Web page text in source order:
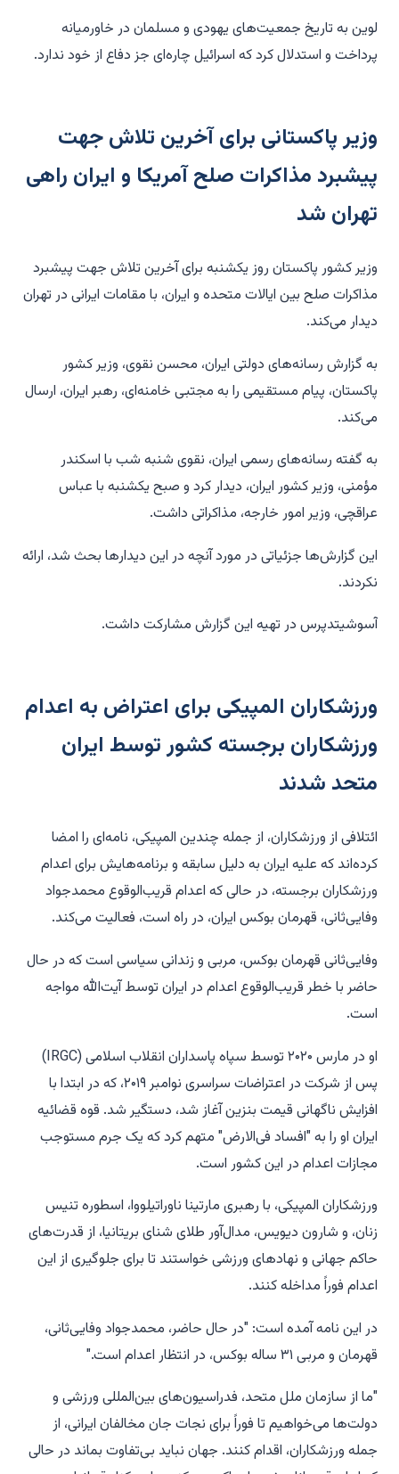
لوین به تاریخ جمعیت‌های یهودی و مسلمان در خاورمیانه
پرداخت و استدلال کرد که اسرائیل چاره‌ای جز دفاع از خود ندارد.
وزیر پاکستانی برای آخرین تلاش جهت
پیشبرد مذاکرات صلح آمریکا و ایران راهی
تهران شد
وزیر کشور پاکستان روز یکشنبه برای آخرین تلاش جهت پیشبرد
مذاکرات صلح بین ایالات متحده و ایران، با مقامات ایرانی در تهران
دیدار می‌کند.
به گزارش رسانه‌های دولتی ایران، محسن نقوی، وزیر کشور
پاکستان، پیام مستقیمی را به مجتبی خامنه‌ای، رهبر ایران، ارسال
می‌کند.
به گفته رسانه‌های رسمی ایران، نقوی شنبه شب با اسکندر
مؤمنی، وزیر کشور ایران، دیدار کرد و صبح یکشنبه با عباس
عراقچی، وزیر امور خارجه، مذاکراتی داشت.
این گزارش‌ها جزئیاتی در مورد آنچه در این دیدارها بحث شد، ارائه
نکردند.
آسوشیتدپرس در تهیه این گزارش مشارکت داشت.
ورزشکاران المپیکی برای اعتراض به اعدام
ورزشکاران برجسته کشور توسط ایران
متحد شدند
ائتلافی از ورزشکاران، از جمله چندین المپیکی، نامه‌ای را امضا
کرده‌اند که علیه ایران به دلیل سابقه و برنامه‌هایش برای اعدام
ورزشکاران برجسته، در حالی که اعدام قریب‌الوقوع محمدجواد
وفایی‌ثانی، قهرمان بوکس ایران، در راه است، فعالیت می‌کند.
وفایی‌ثانی قهرمان بوکس، مربی و زندانی سیاسی است که در حال
حاضر با خطر قریب‌الوقوع اعدام در ایران توسط آیت‌الله مواجه
است.
او در مارس ۲۰۲۰ توسط سپاه پاسداران انقلاب اسلامی (IRGC)
پس از شرکت در اعتراضات سراسری نوامبر ۲۰۱۹، که در ابتدا با
افزایش ناگهانی قیمت بنزین آغاز شد، دستگیر شد. قوه قضائیه
ایران او را به "افساد فی‌الارض" متهم کرد که یک جرم مستوجب
مجازات اعدام در این کشور است.
ورزشکاران المپیکی، با رهبری مارتینا ناوراتیلووا، اسطوره تنیس
زنان، و شارون دیویس، مدال‌آور طلای شنای بریتانیا، از قدرت‌های
حاکم جهانی و نهادهای ورزشی خواستند تا برای جلوگیری از این
اعدام فوراً مداخله کنند.
در این نامه آمده است: "در حال حاضر، محمدجواد وفایی‌ثانی،
قهرمان و مربی ۳۱ ساله بوکس، در انتظار اعدام است."
"ما از سازمان ملل متحد، فدراسیون‌های بین‌المللی ورزشی و
دولت‌ها می‌خواهیم تا فوراً برای نجات جان مخالفان ایرانی، از
جمله ورزشکاران، اقدام کنند. جهان نباید بی‌تفاوت بماند در حالی